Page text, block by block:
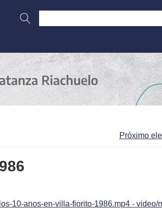
La
Próximo
10-anos-en-villa-fiorito-1986.mp4 - video/